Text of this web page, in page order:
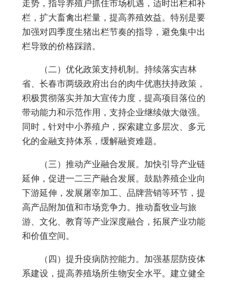
走势，指导养殖户抓住市场机遇，适时出栏和补
栏，扩大畜禽出栏量，提高养殖效益。特别是要
加强对四季度生猪出栏节奏的指导，避免集中出
栏导致的价格踩踏。
（二） 优化政策支持机制 。 持续落实吉林
省、长春市两级政府出台的肉牛优惠扶持政策，
积极贯彻落实并加大宣传力度，提高项目落位的
带动能力和示范作用，支持企业继续做大做强。
同时，针对中小养殖户，探索建立多层次、多元
化的金融支持体系，缓解融资难题。
（三） 推动产业融合发展。 加快引导产业链
延伸，促进一二三产融合发展。鼓励养殖企业向
下游延伸，发展屠宰加工、品牌营销等环节，提
高产品附加值和市场竞争力。推动畜牧业与旅
游、文化、教育等产业深度融合，拓展产业功能
和价值空间。
（ 四 ） 提升疫病防控能力 。 加强基层防疫体
系建设，提高养殖场所生物安全水平。建立健全